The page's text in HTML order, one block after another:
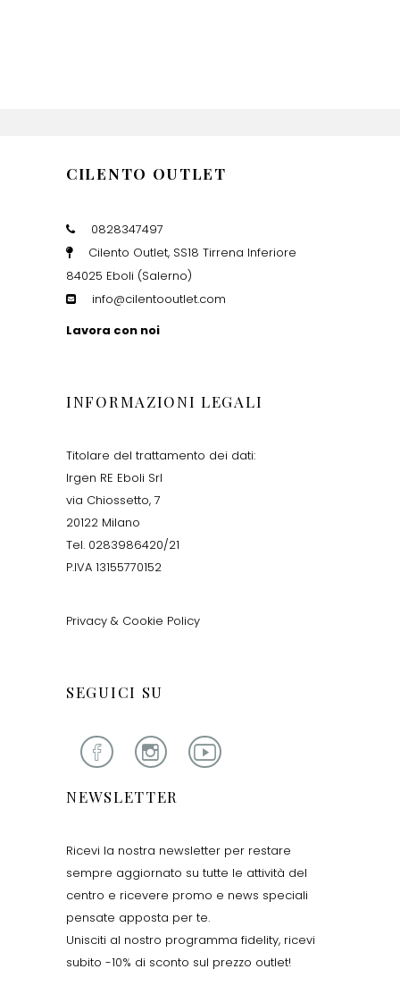
CILENTO OUTLET
0828347497
Cilento Outlet, SS18 Tirrena Inferiore
84025 Eboli (Salerno)
info@cilentooutlet.com
Lavora con noi
INFORMAZIONI LEGALI
Titolare del trattamento dei dati:
Irgen RE Eboli Srl
via Chiossetto, 7
20122 Milano
Tel. 0283986420/21
P.IVA 13155770152
Privacy & Cookie Policy
SEGUICI SU
NEWSLETTER
Ricevi la nostra newsletter per restare
sempre aggiornato su tutte le attività del
centro e ricevere promo e news speciali
pensate apposta per te.
Unisciti al nostro programma fidelity, ricevi
subito -10% di sconto sul prezzo outlet!